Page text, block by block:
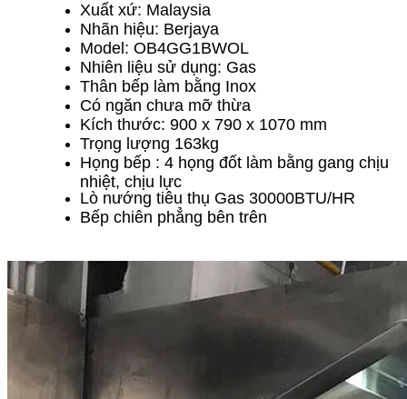
Xuất xứ: Malaysia
Nhãn hiệu: Berjaya
Model: OB4GG1BWOL
Nhiên liệu sử dụng: Gas
Thân bếp làm bằng Inox
Có ngăn chưa mỡ thừa
Kích thước: 900 x 790 x 1070 mm
Trọng lượng 163kg
Họng bếp : 4 họng đốt làm bằng gang chịu
nhiệt, chịu lực
Lò nướng tiêu thụ Gas 30000BTU/HR
Bếp chiên phẳng bên trên